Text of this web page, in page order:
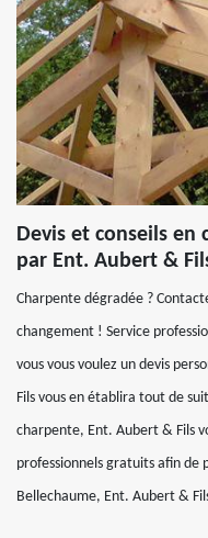
Devis et conseils en
par Ent. Aubert &
Charpente dégradée ?
changement ! Service
vous vous voulez un devis
Fils vous en établira tout de
charpente, Ent. Aubert & Fils
professionnels gratuits afin
Bellechaume, Ent. Aubert &